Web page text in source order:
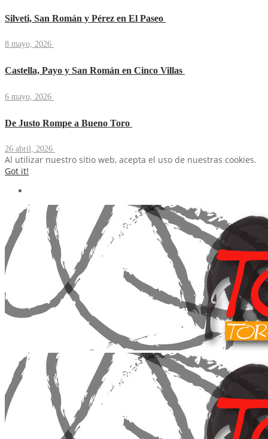
Silveti, San Román y Pérez en El Paseo
8 mayo, 2026
Castella, Payo y San Román en Cinco Villas
6 mayo, 2026
De Justo Rompe a Bueno Toro
26 abril, 2026
Al utilizar nuestro sitio web, acepta el uso de nuestras cookies.
Got it!